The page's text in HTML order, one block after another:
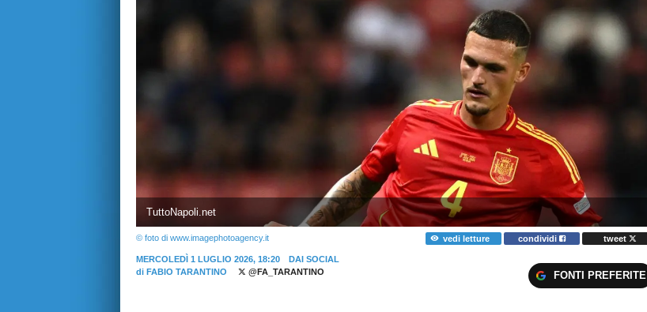
TuttoNapoli.net
© foto di www.imagephotoagency.it vedi letture condividi tweet
MERCOLEDÌ 1 LUGLIO 2026, 18:20
DAI SOCIAL
di FABIO TARANTINO @FA_TARANTINO FONTI PREFERITE